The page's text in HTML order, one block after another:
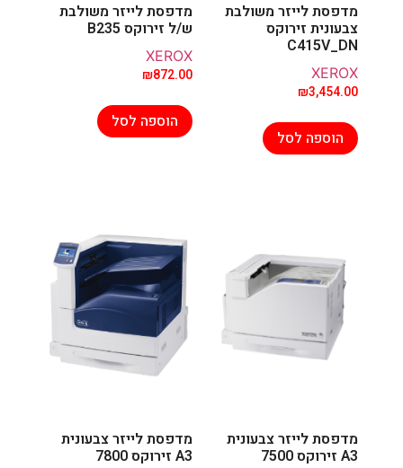
מדפסת לייזר משולבת
צבעונית זירוקס
C415V_DN
XEROX
₪3,454.00
הוספה לסל
מדפסת לייזר משולבת
ש/ל זירוקס B235
XEROX
₪872.00
הוספה לסל
מדפסת לייזר צבעונית
A3 זירוקס 7500
מדפסת לייזר צבעונית
A3 זירוקס 7800